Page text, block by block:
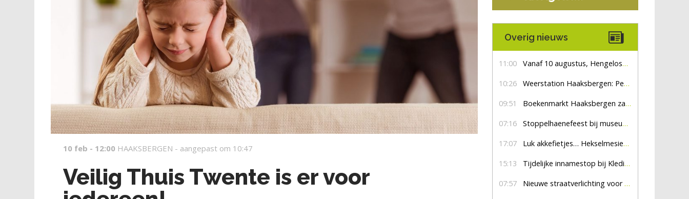
10 feb - 12:00 HAAKSBERGEN - aangepast om 10:47
Veilig Thuis Twente is er voor
Overig nieuws
11:00 Vanaf 10 augustus, Hengelosestraat drie weken dicht voor doorgaand verkeer
10:26 Weerstation Haaksbergen: Perioden met zon en droog
09:51 Boekenmarkt Haaksbergen zaterdag 8 augustus, marktplein Haaksbergen
07:16 Stoppelhaenefeest bij museum De Lebbenbrugge
17:07 Luk akkefietjes… HekselmesienHarry
15:13 Tijdelijke innamestop bij Kledingbank Stefania
07:57 Nieuwe straatverlichting voor De Veldmaat en De Pas